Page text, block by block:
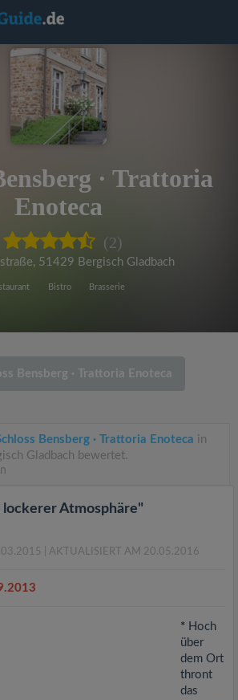
· Trattoria
Enoteca
(2)
, 51429 Bergisch Gladbach
Bistro Brasserie
Bensberg · Trattoria Enoteca
Bensberg · Trattoria Enoteca in
Gladbach bewertet.
Atmosphäre"
| AKTUALISIERT AM 20.05.2016
* Hoch
über
dem Ort
thront
das